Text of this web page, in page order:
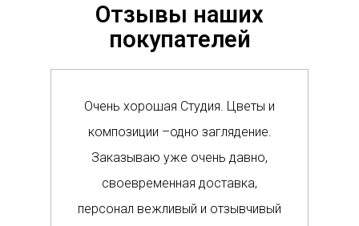
Отзывы наших
покупателей
Очень хорошая Студия. Цветы и
композиции –одно заглядение.
Заказываю уже очень давно,
своевременная доставка,
персонал вежливый и отзывчивый